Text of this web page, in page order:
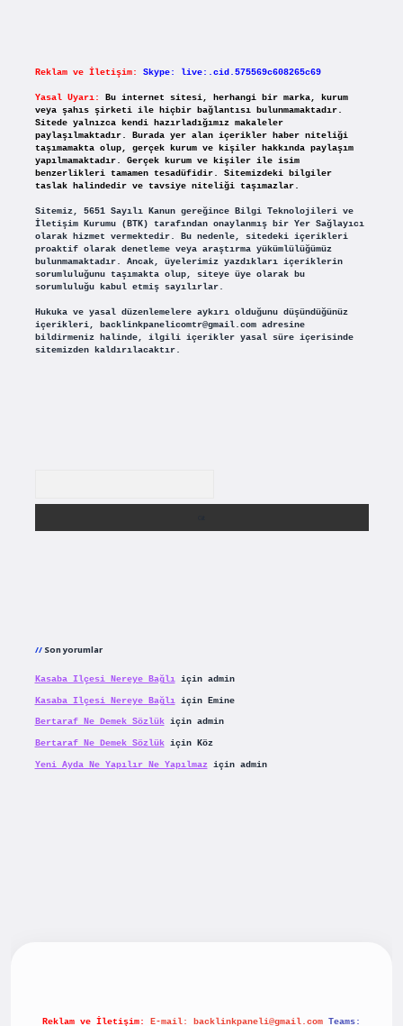
Reklam ve İletişim: Skype: live:.cid.575569c608265c69
Yasal Uyarı:
Bu internet sitesi, herhangi bir marka, kurum
veya şahıs şirketi ile hiçbir bağlantısı bulunmamaktadır.
Sitede yalnızca kendi hazırladığımız makaleler
paylaşılmaktadır. Burada yer alan içerikler haber niteliği
taşımamakta olup, gerçek kurum ve kişiler hakkında paylaşım
yapılmamaktadır. Gerçek kurum ve kişiler ile isim
benzerlikleri tamamen tesadüfidir. Sitemizdeki bilgiler
taslak halindedir ve tavsiye niteliği taşımazlar.
Sitemiz, 5651 Sayılı Kanun gereğince Bilgi Teknolojileri ve
İletişim Kurumu (BTK) tarafından onaylanmış bir Yer Sağlayıcı
olarak hizmet vermektedir. Bu nedenle, sitedeki içerikleri
proaktif olarak denetleme veya araştırma yükümlülüğümüz
bulunmamaktadır. Ancak, üyelerimiz yazdıkları içeriklerin
sorumluluğunu taşımakta olup, siteye üye olarak bu
sorumluluğu kabul etmiş sayılırlar.
Hukuka ve yasal düzenlemelere aykırı olduğunu düşündüğünüz
içerikleri, backlinkpanelicomtr@gmail.comadresine
bildirmeniz halinde, ilgili içerikler yasal süre içerisinde
sitemizden kaldırılacaktır.
Son yorumlar
Kasaba Ilçesi Nereye Bağlıiçin admin
Kasaba Ilçesi Nereye Bağlıiçin Emine
Bertaraf Ne Demek Sözlükiçin admin
Bertaraf Ne Demek Sözlükiçin Köz
Yeni Ayda Ne Yapılır Ne Yapılmaziçin admin
Reklam ve İletişim: E-mail: backlinkpaneli@gmail.com Teams: